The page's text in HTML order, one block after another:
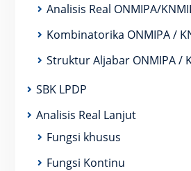
Analisis Real ONMIPA/
Kombinatorika ONMIPA /
Struktur Aljabar ONMIPA /
SBK LPDP
Analisis Real Lanjut
Fungsi khusus
Fungsi Kontinu